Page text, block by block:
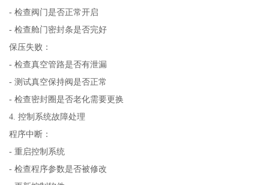
- 检查阀门是否正常开启
- 检查舱门密封条是否完好
保压失败：
- 检查真空管路是否有泄漏
- 测试真空保持阀是否正常
- 检查密封圈是否老化需要更换
4. 控制系统故障处理
程序中断：
- 重启控制系统
- 检查程序参数是否被修改